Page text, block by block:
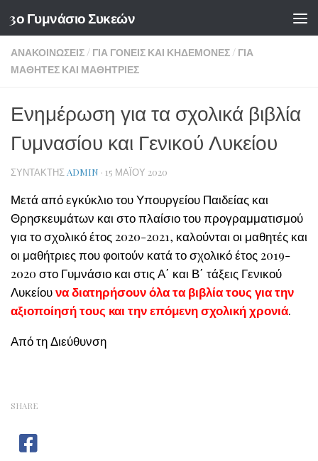
Skip to content
3ο Γυμνάσιο Συκεών
ΑΝΑΚΟΙΝΏΣΕΙΣ/ ΓΙΑ ΓΟΝΕΊΣ ΚΑΙ ΚΗΔΕΜΌΝΕΣ/ ΓΙΑ
ΜΑΘΗΤΈΣ ΚΑΙ ΜΑΘΉΤΡΙΕΣ
Ενημέρωση για τα σχολικά βιβλία
Γυμνασίου και Γενικού Λυκείου
ΣΥΝΤΆΚΤΗΣ ADMIN · 15 ΜΑΪ́ΟΥ 2020
Μετά από εγκύκλιο του Υπουργείου Παιδείας και
Θρησκευμάτων και στο πλαίσιο του προγραμματισμού
για το σχολικό έτος 2020-2021, καλούνται οι μαθητές και
οι μαθήτριες που φοιτούν κατά το σχολικό έτος 2019-
2020 στο Γυμνάσιο και στις Α΄ και Β΄ τάξεις Γενικού
Λυκείουνα διατηρήσουν όλα τα βιβλία τους για την
αξιοποίησή τους και την επόμενη σχολική χρονιά.
Από τη Διεύθυνση
SHARE